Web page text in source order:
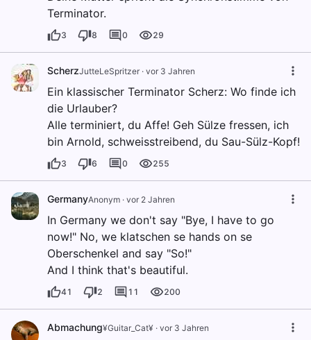
Terminator.
3 8 0 29
ScherzJutteLeSpritzer · vor 3 Jahren
Ein klassischer Terminator Scherz: Wo finde ich
die Urlauber?
Alle terminiert, du Affe! Geh Sülze fressen, ich
bin Arnold, schweisstreibend, du Sau-Sülz-Kopf!
3 6 0 255
GermanyAnonym · vor 2 Jahren
In Germany we don't say "Bye, I have to go
now!" No, we klatschen se hands on se
Oberschenkel and say "So!"
And I think that's beautiful.
41 2 11 200
Abmachung¥Guitar_Cat¥ · vor 3 Jahren